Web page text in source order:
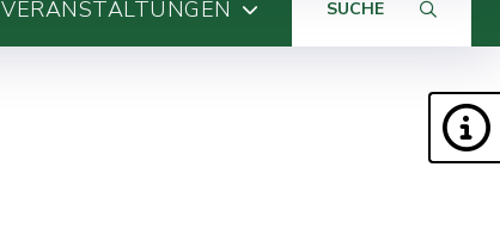
VERANSTALTUNGEN SUCHE